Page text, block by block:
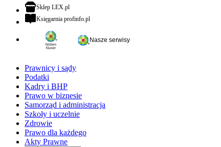
Sklep LEX.plotwiera się w nowej karcie
Księgarnia profinfo.plotwiera się w nowej karcie
Nasze serwisy
Prawnicy i sądy
Podatki
Kadry i BHP
Prawo w biznesie
Samorząd i administracja
Szkoły i uczelnie
Zdrowie
Prawo dla każdego
Akty Prawne